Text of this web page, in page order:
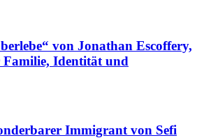
von Jonathan Escoffery,
Familie, Identität und
Immigrant von Sefi